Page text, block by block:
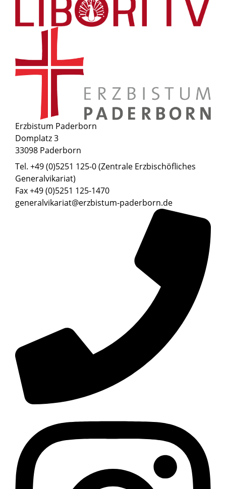
Erzbistum Paderborn
Domplatz 3
33098 Paderborn
Tel. +49 (0)5251 125-0 (Zentrale Erzbischöfliches
Generalvikariat)
Fax +49 (0)5251 125-1470
generalvikariat@erzbistum-paderborn.de